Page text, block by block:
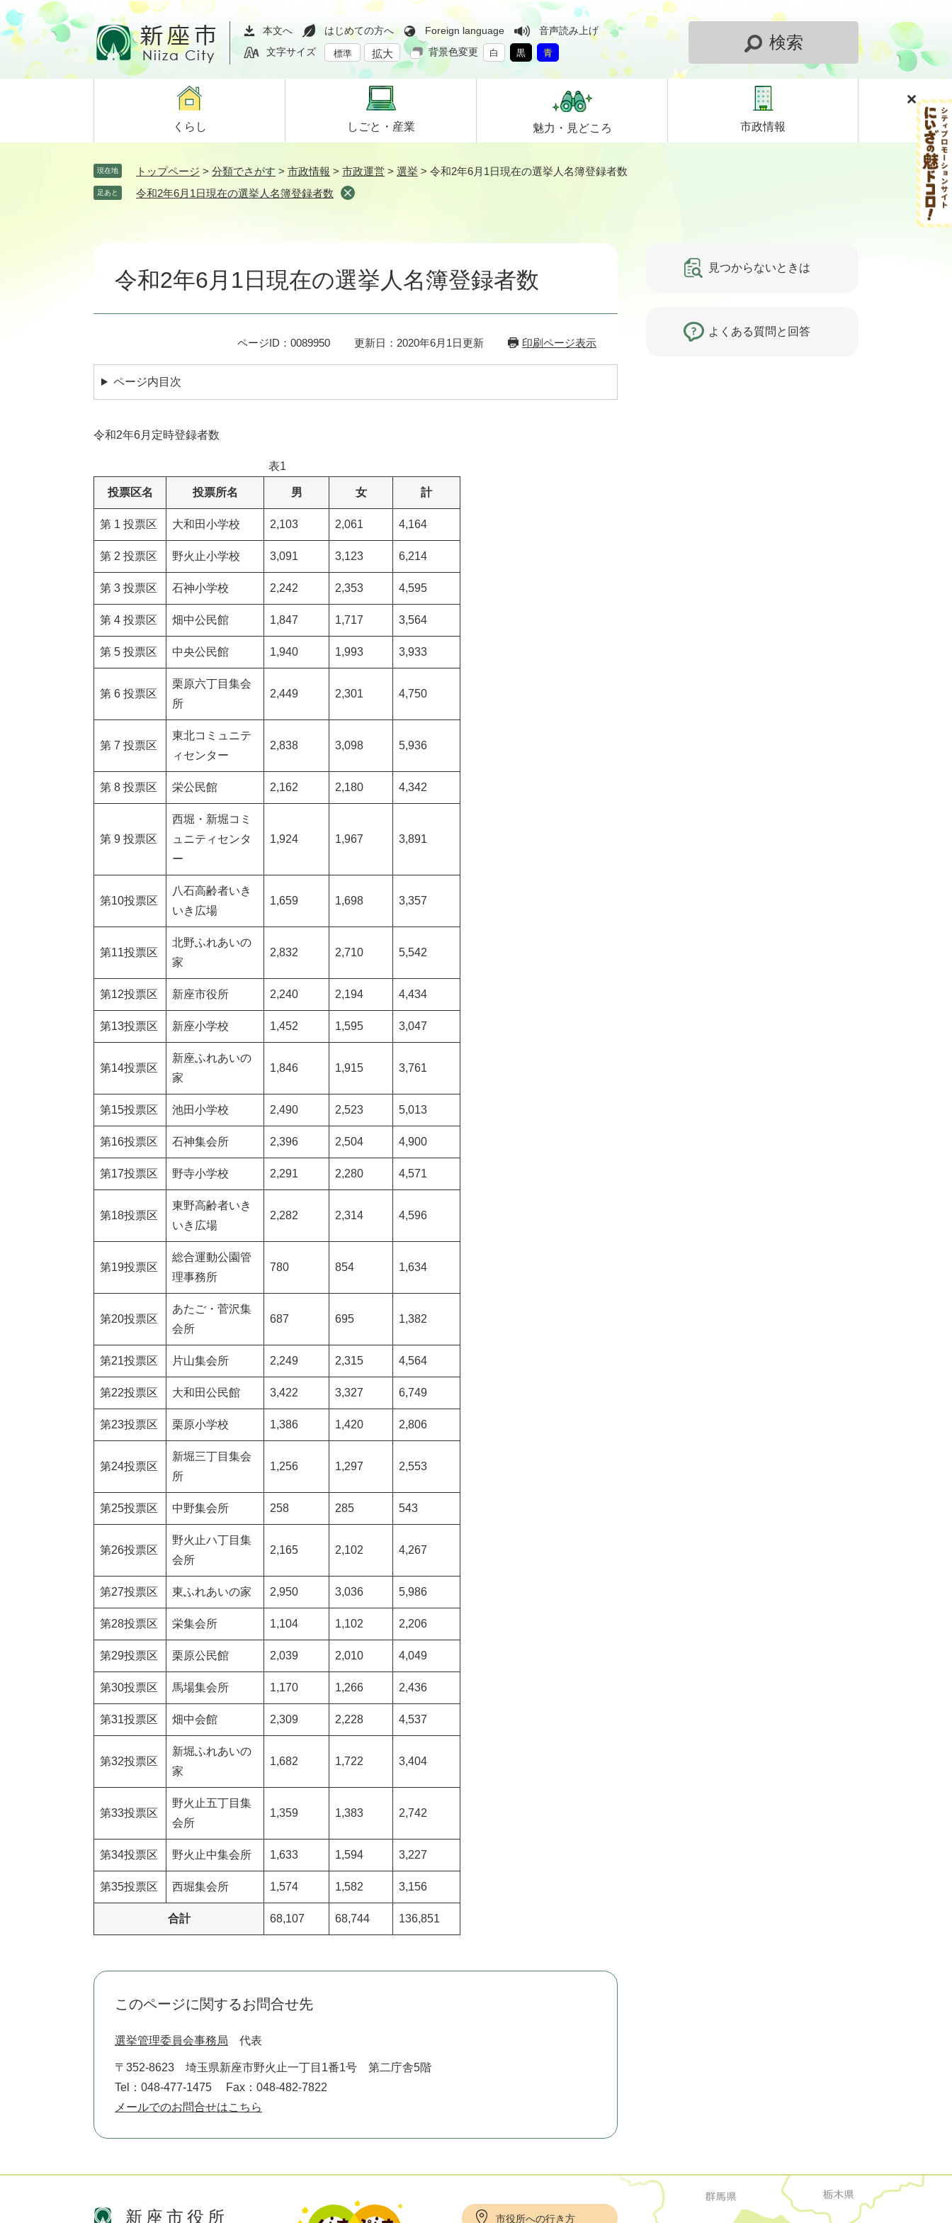
ペ
ー
ジ
メ
ニ
ュ
て
本文へ はじめての方へ Foreign language
音声読み上げ
文字サイズ
標準 拡大 背景色変更 白 黒 青
検索
くらし しごと・ 産業 魅力・ 見どころ 市政情報
現在地 トップページ > 分類でさがす > 市政情報 > 市政運営 > 選挙 > 令和2年6月1日現在の選挙人名簿登録者数
足あと 令和2年6月1日現在の選挙人名簿登録者数
令和2年6月1日現在の選挙人名簿登録者数
ページID：0089950 更新日：2020年6月1日更新 印刷ページ表示
ページ内目次
令和2年6月定時登録者数
表1
投票区名 投票所名 男 女 計
第 1 投票区 大和田小学校 2,103 2,061 4,164
第 2 投票区 野火止小学校 3,091 3,123 6,214
第 3 投票区 石神小学校 2,242 2,353 4,595
第 4 投票区 畑中公民館 1,847 1,717 3,564
第 5 投票区 中央公民館 1,940 1,993 3,933
第 6 投票区
栗原六丁目集会
所
2,449 2,301 4,750
第 7 投票区
東北コミュニテ
ィセンター
2,838 3,098 5,936
第 8 投票区 栄公民館 2,162 2,180 4,342
第 9 投票区
西堀・新堀コミ
ュニティセンタ
ー
1,924 1,967 3,891
第10投票区
八石高齢者いき
いき広場
1,659 1,698 3,357
第11投票区
北野ふれあいの
家
2,832 2,710 5,542
第12投票区 新座市役所 2,240 2,194 4,434
第13投票区 新座小学校 1,452 1,595 3,047
第14投票区
新座ふれあいの
家
1,846 1,915 3,761
第15投票区 池田小学校 2,490 2,523 5,013
第16投票区 石神集会所 2,396 2,504 4,900
第17投票区 野寺小学校 2,291 2,280 4,571
第18投票区
東野高齢者いき
いき広場
2,282 2,314 4,596
第19投票区
総合運動公園管
理事務所
780 854 1,634
第20投票区
あたご・菅沢集
会所
687 695 1,382
第21投票区 片山集会所 2,249 2,315 4,564
第22投票区 大和田公民館 3,422 3,327 6,749
第23投票区 栗原小学校 1,386 1,420 2,806
第24投票区
新堀三丁目集会
所
1,256 1,297 2,553
第25投票区 中野集会所 258 285 543
第26投票区
野火止ハ丁目集
会所
2,165 2,102 4,267
第27投票区 東ふれあいの家 2,950 3,036 5,986
第28投票区 栄集会所 1,104 1,102 2,206
第29投票区 栗原公民館 2,039 2,010 4,049
第30投票区 馬場集会所 1,170 1,266 2,436
第31投票区 畑中会館 2,309 2,228 4,537
第32投票区
新堀ふれあいの
家
1,682 1,722 3,404
第33投票区
野火止五丁目集
会所
1,359 1,383 2,742
第34投票区 野火止中集会所 1,633 1,594 3,227
第35投票区 西堀集会所 1,574 1,582 3,156
合計 68,107 68,744 136,851
このページに関するお問合せ先
選挙管理委員会事務局 代表
〒352-8623
埼玉県新座市野火止一丁目1番1号 第二庁舎5階
Tel：048-477-1475
Fax：048-482-7822
メールでのお問合せはこちら
見つからないときは
よくある質問と回答
新座市役所 市役所への行き方